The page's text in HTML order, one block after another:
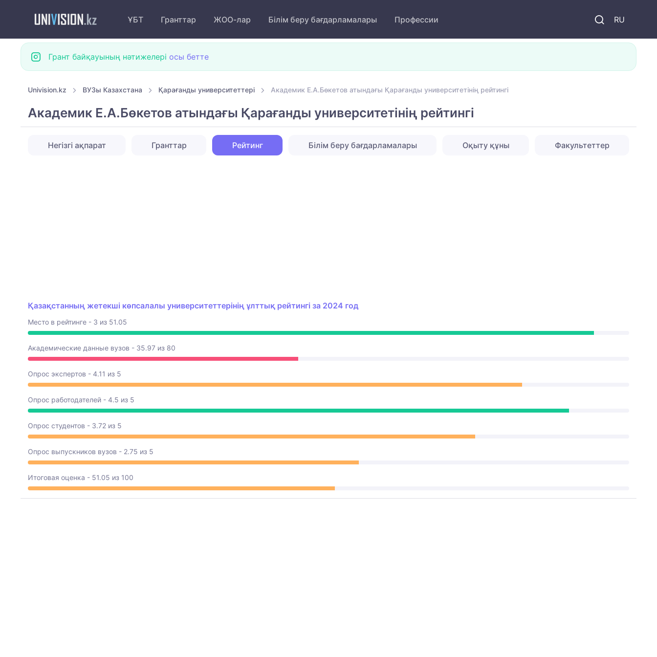
RU
ҰБТ Гранттар ЖОО-лар Білім беру бағдарламалары Профессии
Грант байқауының нәтижелері осы бетте
Univision.kz ВУЗы Казахстана Қарағанды университеттері Академик Е.А.Бөкетов атындағы Қарағанды университетінің рейтингі
Академик Е.А.Бөкетов атындағы Қарағанды университетінің рейтингі
Негізгі ақпарат Гранттар Рейтинг Білім беру бағдарламалары Оқыту құны Факультеттер
Қазақстанның жетекші көпсалалы университеттерінің ұлттық рейтингі за 2024 год
Место в рейтинге - 3 из 51.05
Академические данные вузов - 35.97 из 80
Опрос экспертов - 4.11 из 5
Опрос работодателей - 4.5 из 5
Опрос студентов - 3.72 из 5
Опрос выпускников вузов - 2.75 из 5
Итоговая оценка - 51.05 из 100